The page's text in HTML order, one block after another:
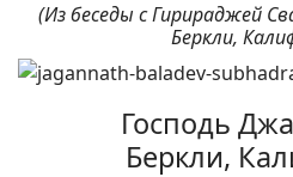
(Из беседы с Гирираджей
Беркли,
Господь
Беркли,